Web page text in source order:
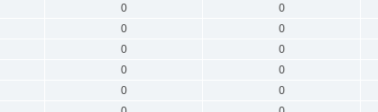
0 0
0 0
0 0
0 0
0 0